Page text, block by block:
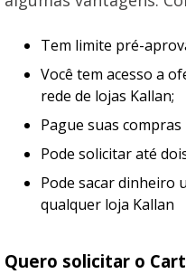
Tem limite pré-
Você tem acesso a
rede de lojas Kallan;
Pague suas
Pode solicitar até
Pode sacar dinheiro
qualquer loja Kallan
Quero solicitar o